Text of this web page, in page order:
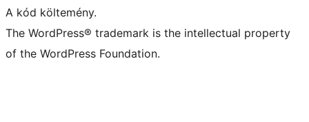
A kód költemény.
The WordPress® trademark is the intellectual property
of the WordPress Foundation.